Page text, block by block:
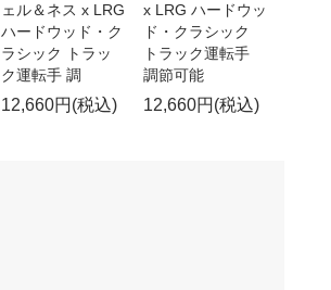
ェル＆ネス x LRG
ハードウッド・ク
ラシック トラッ
ク運転手 調
12,660円(税込)
x LRG ハードウッ
ド・クラシック
トラック運転手
調節可能
12,660円(税込)